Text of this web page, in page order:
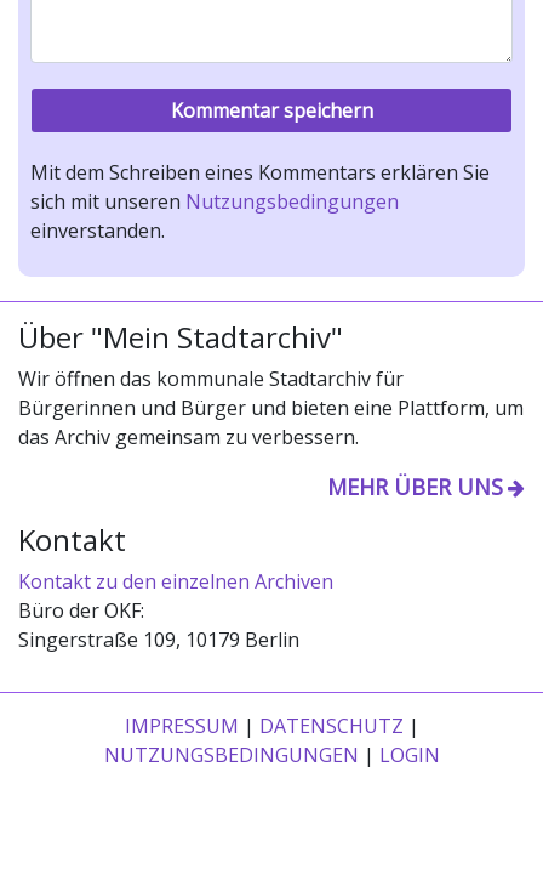
Mit dem Schreiben eines Kommentars erklären Sie
sich mit unseren Nutzungsbedingungen
einverstanden.
Über "Mein Stadtarchiv"
Wir öffnen das kommunale Stadtarchiv für
Bürgerinnen und Bürger und bieten eine Plattform, um
das Archiv gemeinsam zu verbessern.
MEHR ÜBER UNS
Kontakt
Kontakt zu den einzelnen Archiven
Büro der OKF:
Singerstraße 109, 10179 Berlin
IMPRESSUM | DATENSCHUTZ |
NUTZUNGSBEDINGUNGEN | LOGIN